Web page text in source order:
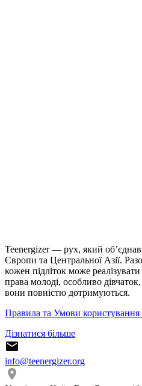
Teenergizer — рух, який об’єднав
Європи та Центральної Азії.
кожен підліток може
права молоді, особливо
вони повністю дотримуються.
Правила та Умови користування
Дізнатися більше
info@teenergizer.org